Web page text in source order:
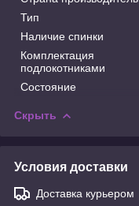
Тип
Наличие спинки
Комплектация
подлокотниками
Состояние
Скрыть
Условия доставки
Доставка курьером